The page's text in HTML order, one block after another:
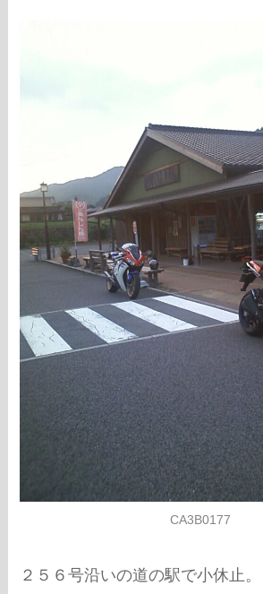
CA3B0177
２５６号沿いの道の駅で小休止。